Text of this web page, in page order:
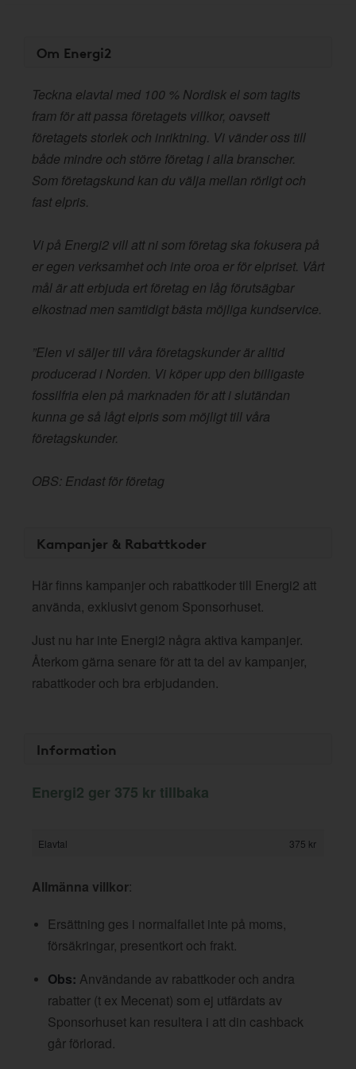
Om Energi2
Teckna elavtal med 100 % Nordisk el som tagits
fram för att passa företagets villkor, oavsett
företagets storlek och inriktning. Vi vänder oss till
både mindre och större företag i alla branscher.
Som företagskund kan du välja mellan rörligt och
fast elpris.
Vi på Energi2 vill att ni som företag ska fokusera på
er egen verksamhet och inte oroa er för elpriset. Vårt
mål är att erbjuda ert företag en låg förutsägbar
elkostnad men samtidigt bästa möjliga kundservice.
”Elen vi säljer till våra företagskunder är alltid
producerad i Norden. Vi köper upp den billigaste
fossilfria elen på marknaden för att i slutändan
kunna ge så lågt elpris som möjligt till våra
företagskunder.
OBS: Endast för företag
Kampanjer & Rabattkoder
Här finns kampanjer och rabattkoder till Energi2 att
använda, exklusivt genom Sponsorhuset.
Just nu har inte Energi2 några aktiva kampanjer.
Återkom gärna senare för att ta del av kampanjer,
rabattkoder och bra erbjudanden.
Information
Energi2 ger 375 kr tillbaka
Elavtal 375 kr
Allmänna villkor:
Ersättning ges i normalfallet inte på moms,
försäkringar, presentkort och frakt.
Obs: Användande av rabattkoder och andra
rabatter (t ex Mecenat) som ej utfärdats av
Sponsorhuset kan resultera i att din cashback
går förlorad.